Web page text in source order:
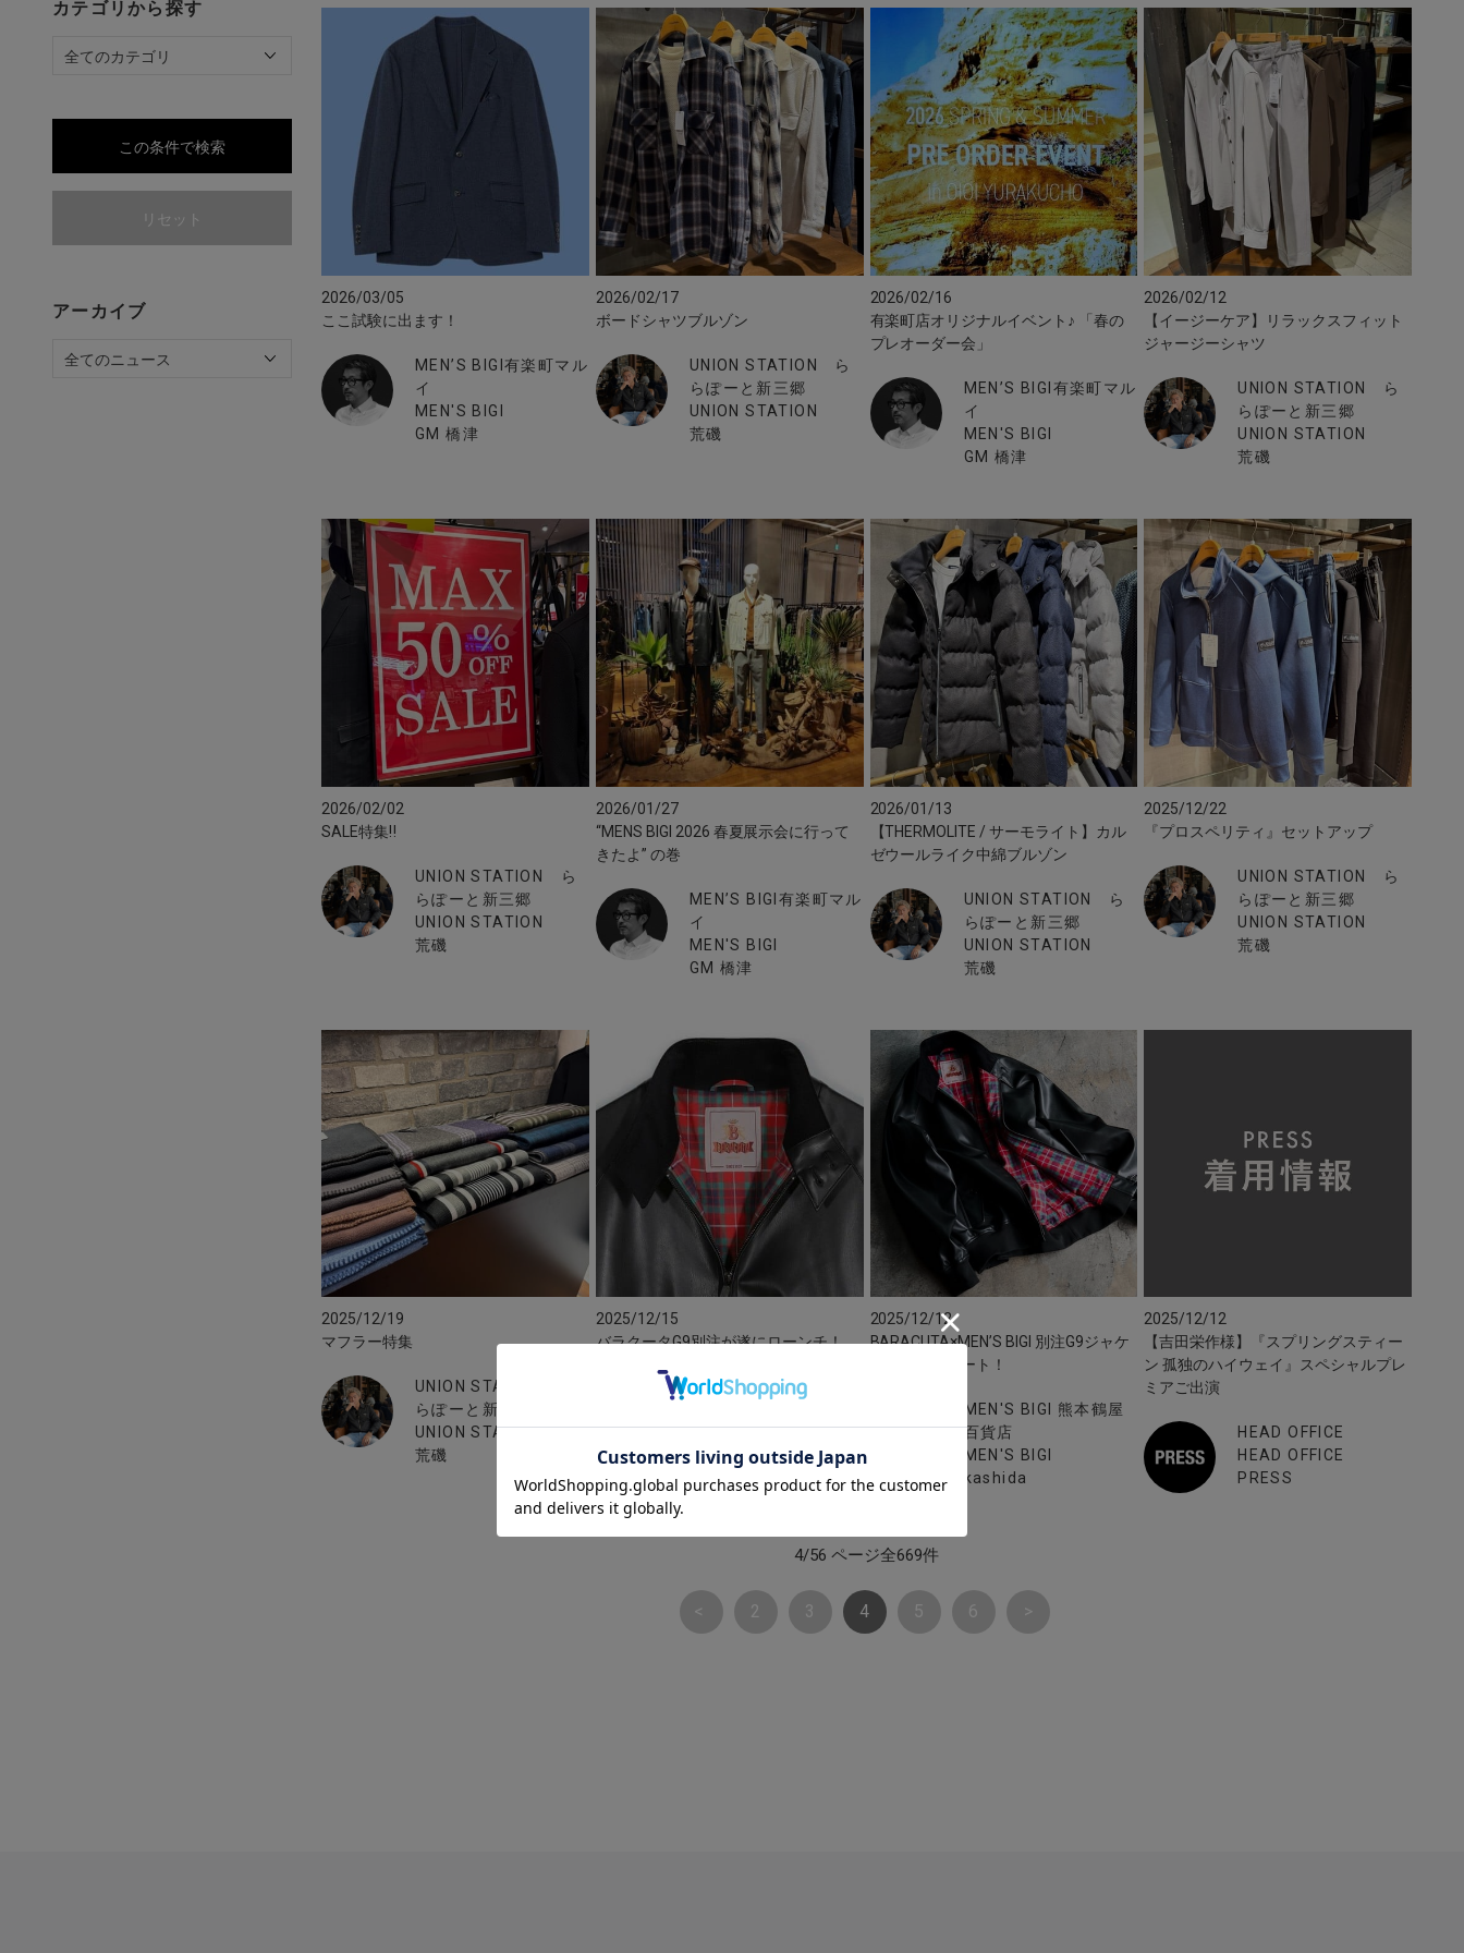
カテゴリから探す
この条件で検索
リセット
アーカイブ
2026/03/05
ここ試験に出ます！
MEN’S BIGI有楽町マル
イ
MEN'S BIGI
GM 橋津
2026/02/17
ボードシャツブルゾン
UNION STATION ら
らぽーと新三郷
UNION STATION
荒磯
2026/02/16
有楽町店オリジナルイベント♪ 「春の
プレオーダー会」
MEN’S BIGI有楽町マル
イ
MEN'S BIGI
GM 橋津
2026/02/12
【イージーケア】リラックスフィット
ジャージーシャツ
UNION STATION ら
らぽーと新三郷
UNION STATION
荒磯
2026/02/02
SALE特集‼︎
UNION STATION ら
らぽーと新三郷
UNION STATION
荒磯
2026/01/27
“MENS BIGI 2026 春夏展示会に行って
きたよ” の巻
MEN’S BIGI有楽町マル
イ
MEN'S BIGI
GM 橋津
2026/01/13
【THERMOLITE / サーモライト】カル
ゼウールライク中綿ブルゾン
UNION STATION ら
らぽーと新三郷
UNION STATION
荒磯
2025/12/22
『プロスペリティ』セットアップ
UNION STATION ら
らぽーと新三郷
UNION STATION
荒磯
2025/12/19
マフラー特集
UNION STATION ら
らぽーと新三郷
UNION STATION
荒磯
2025/12/15
バラクータG9別注が遂にローンチ！
MEN’S BIGI有楽町マル
MEN'S BIGI
GM 橋津
2025/12/12
BARACUTA×MEN’S BIGI 別注G9ジャケ
ット販売スタート！
MEN'S BIGI 熊本鶴屋
百貨店
MEN'S BIGI
kashida
2025/12/12
【吉田栄作様】『スプリングスティー
ン 孤独のハイウェイ』スペシャルプレ
ミアご出演
HEAD OFFICE
HEAD OFFICE
PRESS
4/56 ページ全669件
2 3 4 5 6